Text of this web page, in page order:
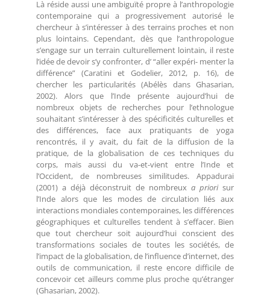
Là réside aussi une ambiguïté propre à l’anthropologie
contemporaine qui a progressivement autorisé le
chercheur à s’intéresser à des terrains proches et non
plus lointains. Cependant, dès que l’anthropologue
s’engage sur un terrain culturellement lointain, il reste
l’idée de devoir s’y confronter, d’ “aller expéri- menter la
différence” (Caratini et Godelier, 2012, p. 16), de
chercher les particularités (Abélès dans Ghasarian,
2002). Alors que l’Inde présente aujourd’hui de
nombreux objets de recherches pour l’ethnologue
souhaitant s’intéresser à des spécificités culturelles et
des différences, face aux pratiquants de yoga
rencontrés, il y avait, du fait de la diffusion de la
pratique, de la globalisation de ces techniques du
corps, mais aussi du va-et-vient entre l’Inde et
l’Occident, de nombreuses similitudes. Appadurai
(2001) a déjà déconstruit de nombreux a priorisur
l’Inde alors que les modes de circulation liés aux
interactions mondiales contemporaines, les différences
géographiques et culturelles tendent à s’effacer. Bien
que tout chercheur soit aujourd’hui conscient des
transformations sociales de toutes les sociétés, de
l’impact de la globalisation, de l’influence d’internet, des
outils de communication, il reste encore difficile de
concevoir cet ailleurs comme plus proche qu’étranger
(Ghasarian, 2002).